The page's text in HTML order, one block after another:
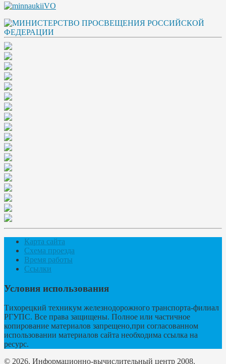
Карта сайта
Схема проезда
Время работы
Ссылки
Условия использования
Тихорецкий техникум железнодорожного транспорта-филиал
РГУПС. Все права защищены. Полное или частичное
копирование материалов запрещено,при согласованном
использовании материалов сайта необходима ссылка на
ресурс.
© 2026. Информационно-вычислительный центр 2008.